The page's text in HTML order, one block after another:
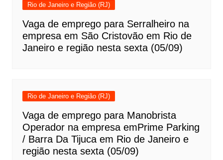
Rio de Janeiro e Região (RJ)
Vaga de emprego para Serralheiro na
empresa em São Cristovão em Rio de
Janeiro e região nesta sexta (05/09)
Rio de Janeiro e Região (RJ)
Vaga de emprego para Manobrista
Operador na empresa emPrime Parking
/ Barra Da Tijuca em Rio de Janeiro e
região nesta sexta (05/09)